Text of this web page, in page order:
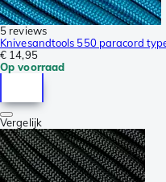
5 reviews
Knivesandtools 550 paracord
€ 14,95
Op voorraad
Vergelijk